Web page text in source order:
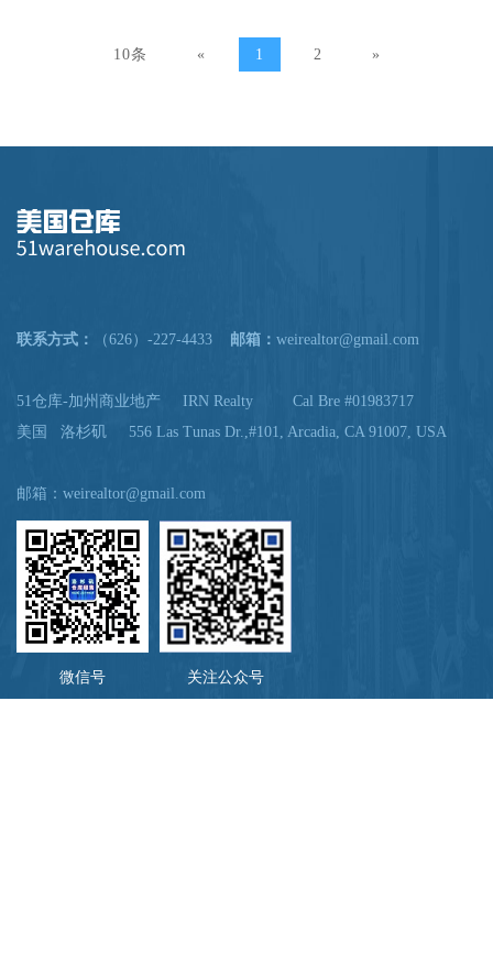
10条 « 1 2 »
联系方式： （626）-227-4433 邮箱： weirealtor@gmail.com
51仓库-加州商业地产 IRN Realty Cal Bre #01983717
美国 洛杉矶 556 Las Tunas Dr.,#101, Arcadia, CA 91007, USA
邮箱： weirealtor@gmail.com
微信号 关注公众号